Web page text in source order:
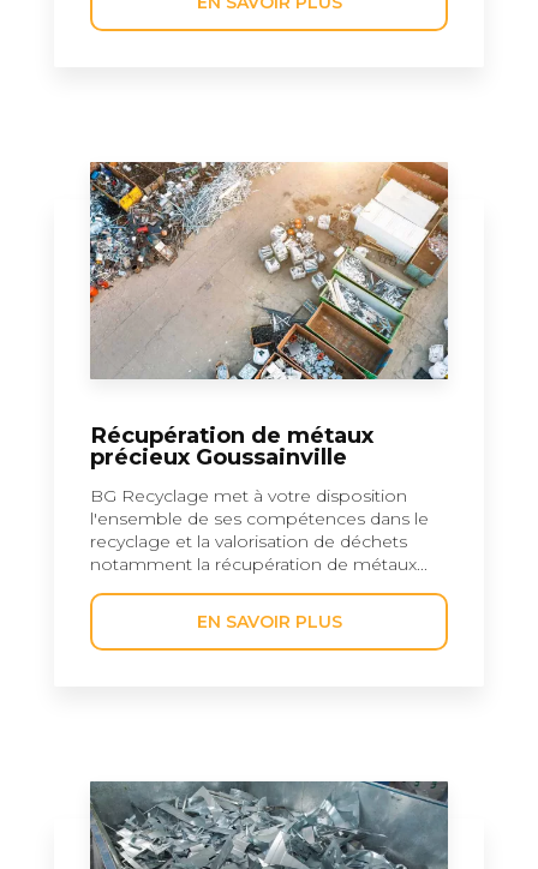
Récupération de métaux
précieux Goussainville
BG Recyclage met à votre disposition
l'ensemble de ses compétences dans le
recyclage et la valorisation de déchets
notamment la récupération de métaux...
EN SAVOIR PLUS